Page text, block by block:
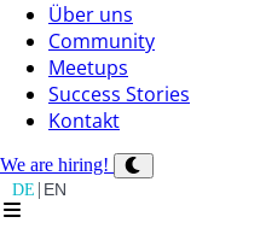
Über uns
Community
Meetups
Success Stories
Kontakt
We are hiring!
DE | EN